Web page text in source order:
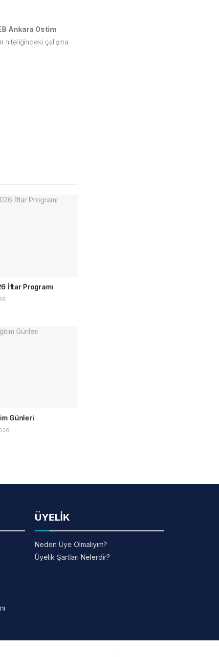
Ankara Ostim
niteliğindeki çalışma
İftar Programı
Günleri
ÜYELİK
Neden Üye Olmalıyım?
Üyelik Şartları Nelerdir?